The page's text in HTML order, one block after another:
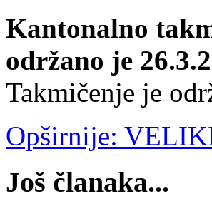
Kantonalno
održano je
Takmičenje je
Opširnije:
Još članaka...